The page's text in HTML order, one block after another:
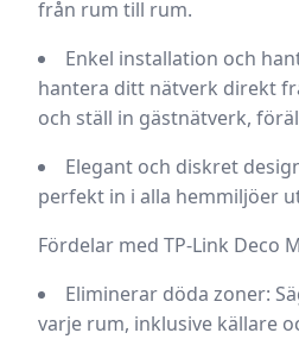
från rum till rum.
Enkel installation och
hantera ditt nätverk direkt
och ställ in gästnätverk,
Elegant och diskret
perfekt in i alla hemmiljöer
Fördelar med TP-Link Deco
Eliminerar döda zoner:
varje rum, inklusive källare